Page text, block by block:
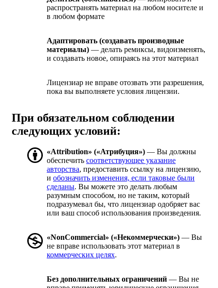
распространять материал на любом носителе и
в любом формате
Адаптировать (создавать производные
материалы) — делать ремиксы, видоизменять,
и создавать новое, опираясь на этот материал
Лицензиар не вправе отозвать эти разрешения,
пока вы выполняете условия лицензии.
При обязательном соблюдении
следующих условий:
«Attribution» («Атрибуция») — Вы должны
обеспечить соответствующее указание
авторства, предоставить ссылку на лицензию,
и обозначить изменения, если таковые были
сделаны. Вы можете это делать любым
разумным способом, но не таким, который
подразумевал бы, что лицензиар одобряет вас
или ваш способ использования произведения.
«NonCommercial» («Некоммерчески») — Вы
не вправе использовать этот материал в
коммерческих целях.
Без дополнительных ограничений — Вы не